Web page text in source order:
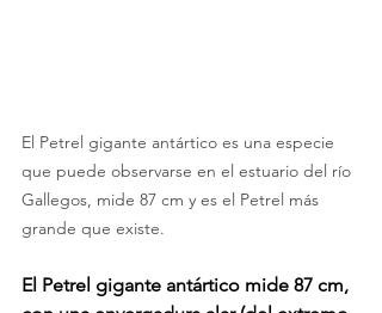
El Petrel gigante antártico es una especie
que puede observarse en el estuario del río
Gallegos, mide 87 cm y es el Petrel más
grande que existe.
El Petrel gigante antártico mide 87 cm,